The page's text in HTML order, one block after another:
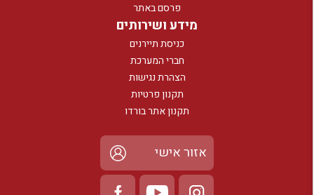
פרסם באתר
מידע ושירותים
כניסת תיירנים
חברי המערכת
הצהרת נגישות
תקנון פרטיות
תקנון אתר בורדו
אזור אישי